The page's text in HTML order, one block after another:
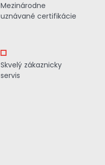
Mezinárodne
uznávané certifikácie
Skvelý zákaznicky
servis